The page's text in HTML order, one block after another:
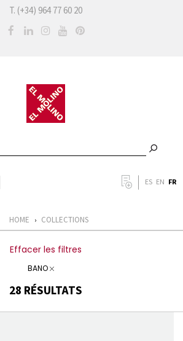
T. (+34) 964 77 60 20
ES EN FR
HOME › COLLECTIONS
Effacer les filtres
BANO
28 RÉSULTATS